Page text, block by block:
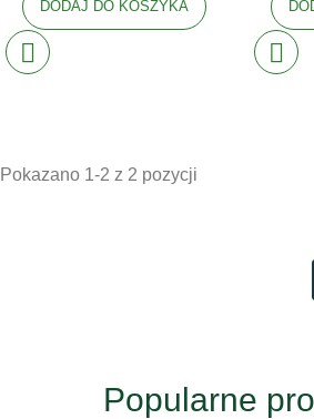
DODAJ DO KOSZYKA
Pokazano 1-2 z 2 pozycji
Popularne